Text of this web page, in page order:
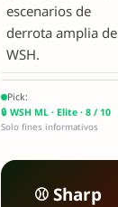
escenarios de
derrota amplia de
WSH.
Pick:
🔒 WSH ML · Elite · 8 / 10
Solo fines informativos
⚾ Sharp